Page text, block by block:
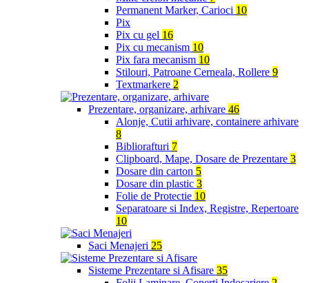
Permanent Marker, Carioci 10
Pix
Pix cu gel 16
Pix cu mecanism 10
Pix fara mecanism 10
Stilouri, Patroane Cerneala, Rollere 9
Textmarkere 2
Prezentare, organizare, arhivare 46
Alonje, Cutii arhivare, containere arhivare
8
Bibliorafturi 7
Clipboard, Mape, Dosare de Prezentare 3
Dosare din carton 5
Dosare din plastic 3
Folie de Protectie 10
Separatoare si Index, Registre, Repertoare
10
Saci Menajeri 25
Sisteme Prezentare si Afisare 35